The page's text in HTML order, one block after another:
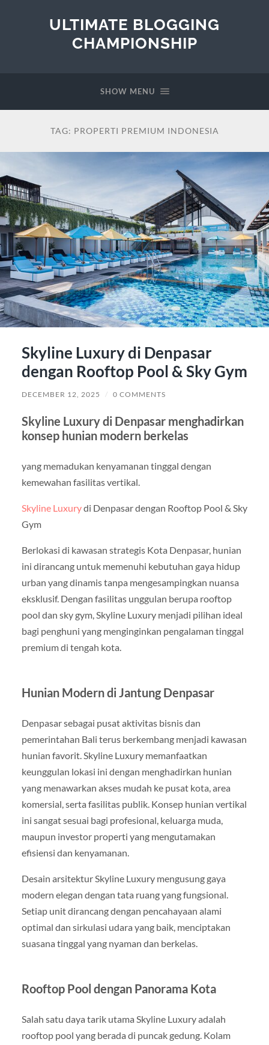
ULTIMATE BLOGGING
CHAMPIONSHIP
SHOW MENU
TAG: PROPERTI PREMIUM INDONESIA
Skyline Luxury di Denpasar
dengan Rooftop Pool & Sky Gym
DECEMBER 12, 2025 / 0 COMMENTS
Skyline Luxury di Denpasar menghadirkan
konsep hunian modern berkelas
yang memadukan kenyamanan tinggal dengan
kemewahan fasilitas vertikal.
Skyline Luxurydi Denpasar dengan Rooftop Pool & Sky
Gym
Berlokasi di kawasan strategis Kota Denpasar, hunian
ini dirancang untuk memenuhi kebutuhan gaya hidup
urban yang dinamis tanpa mengesampingkan nuansa
eksklusif. Dengan fasilitas unggulan berupa rooftop
pool dan sky gym, Skyline Luxury menjadi pilihan ideal
bagi penghuni yang menginginkan pengalaman tinggal
premium di tengah kota.
Hunian Modern di Jantung Denpasar
Denpasar sebagai pusat aktivitas bisnis dan
pemerintahan Bali terus berkembang menjadi kawasan
hunian favorit. Skyline Luxury memanfaatkan
keunggulan lokasi ini dengan menghadirkan hunian
yang menawarkan akses mudah ke pusat kota, area
komersial, serta fasilitas publik. Konsep hunian vertikal
ini sangat sesuai bagi profesional, keluarga muda,
maupun investor properti yang mengutamakan
efisiensi dan kenyamanan.
Desain arsitektur Skyline Luxury mengusung gaya
modern elegan dengan tata ruang yang fungsional.
Setiap unit dirancang dengan pencahayaan alami
optimal dan sirkulasi udara yang baik, menciptakan
suasana tinggal yang nyaman dan berkelas.
Rooftop Pool dengan Panorama Kota
Salah satu daya tarik utama Skyline Luxury adalah
rooftop pool yang berada di puncak gedung. Kolam